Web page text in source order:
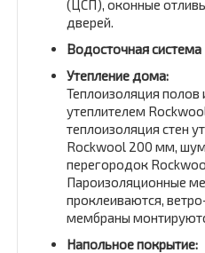
(ЦСП), оконные
дверей.
Водосточная система
Утепление дома:
Теплоизоляция полов
утеплителем
теплоизоляция стен
Rockwool 200 мм,
перегородок
Пароизоляционные
проклеиваются,
мембраны
Напольное покрытие: